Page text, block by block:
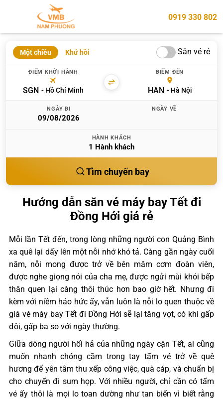
0919 330 802
Một chiều Khứ hồi Săn vé rẻ
ĐIỂM KHỞI HÀNH
SGN Hồ Chí Minh
ĐIỂM ĐẾN
HAN Hà Nội
NGÀY ĐI NGÀY VỀ
HÀNH KHÁCH
1 Hành khách
Tìm chuyến bay
Hướng dẫn săn vé máy bay Tết đi
Đồng Hới giá rẻ
Mỗi lần Tết đến, trong lòng những người con Quảng Bình
xa quê lại dấy lên một nỗi nhớ khó tả. Càng gần ngày cuối
năm, nỗi mong được trở về bên mâm cơm đoàn viên,
được nghe giọng nói của cha mẹ, được ngửi mùi khói bếp
thân quen lại càng thôi thúc hơn bao giờ hết. Nhưng đi
kèm với niềm háo hức ấy, vẫn luôn là nỗi lo quen thuộc về
giá vé máy bay Tết đi Đồng Hới sẽ lại tăng vọt, có khi gấp
đôi, gấp ba so với ngày thường.
Giữa dòng người hối hả của những ngày cận Tết, ai cũng
muốn nhanh chóng cầm trong tay tấm vé trở về quê
hương để yên tâm thu xếp công việc, quà cáp, và chuẩn bị
cho chuyến đi sum họp. Với nhiều người, chỉ cần có tấm
vé ấy thôi là mọi lo toan dường như tan biến vì biết rằng